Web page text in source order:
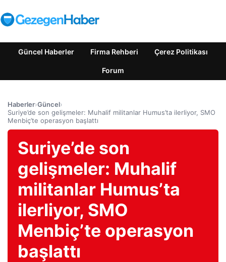
Güncel Haberler Firma Rehberi Çerez Politikası
Forum
Haberler›Güncel›
Suriye’de son gelişmeler: Muhalif militanlar Humus’ta ilerliyor, SMO
Menbiç’te operasyon başlattı
Suriye’de son
gelişmeler: Muhalif
militanlar Humus’ta
ilerliyor, SMO
Menbiç’te operasyon
başlattı